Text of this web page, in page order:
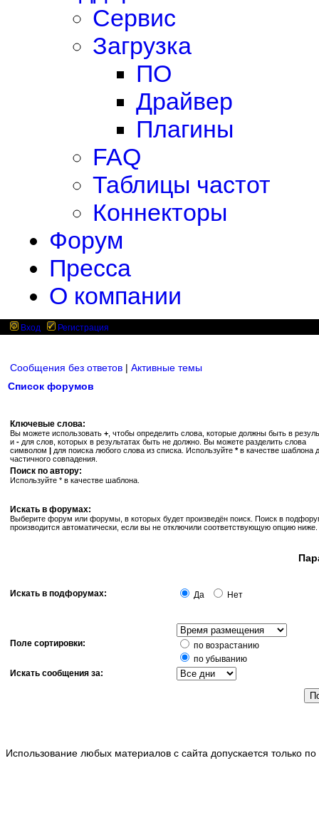
Сервис
Загрузка
ПО
Драйвер
Плагины
FAQ
Таблицы частот
Коннекторы
Форум
Пресса
О компании
Вход Регистрация
Сообщения без ответов | Активные темы
Список форумов
Ключевые слова:
Вы можете использовать + , чтобы определить слова, которые должны быть в
и - для слов, которых в результатах быть не должно. Вы можете разделить слова
символом | для поиска любого слова из списка. Используйте *в качестве шаблона
частичного совпадения.
Поиск по автору:
Используйте * в качестве шаблона.
Искать в форумах:
Выберите форум или форумы, в которых будет произведён поиск. Поиск в
производится автоматически, если вы не отключили соответствующую опцию ниже.
Искать в подфорумах: Да Нет
Поле сортировки:
по возрастанию
по убыванию
Искать сообщения за:
Использование любых материалов с сайта допускается только